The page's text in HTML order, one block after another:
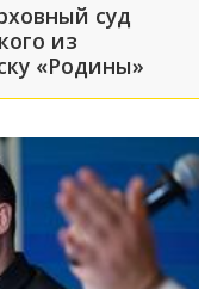
суд
из
«Родины»